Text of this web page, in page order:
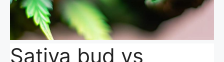
Sativa bud vs